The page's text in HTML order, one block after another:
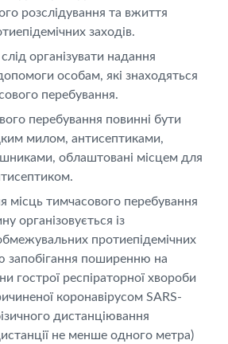
розслідування та вжиття
заходів.
організувати надання
особам, які знаходяться
перебування.
перебування повинні бути
милом, антисептиками,
облаштовані місцем для
місць тимчасового перебування
організовується із
протиепідемічних
запобігання поширенню на
гострої респіраторної хвороби
коронавірусом SARS-
дистанціювання
не менше одного метра)